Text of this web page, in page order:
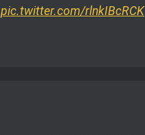
pic.twitter.com/rlnkIBcRCK